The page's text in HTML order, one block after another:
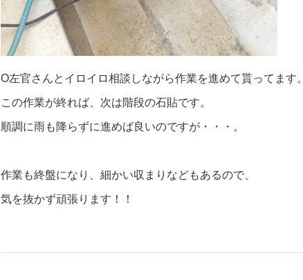
O左官さんとイロイロ相談しながら作業を進めて貰ってます。
この作業が終れば、次は階段の石貼です。
順調に雨も降らずに進めば良いのですが・・・。
作業も終盤になり、細かい収まりなどもあるので、
気を抜かず頑張ります！！